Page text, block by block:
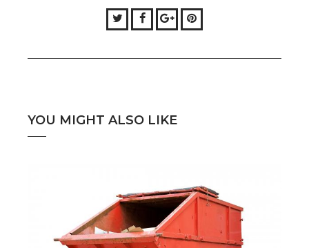
TwitterFacebook
Google+Pinterest
YOU MIGHT ALSO LIKE